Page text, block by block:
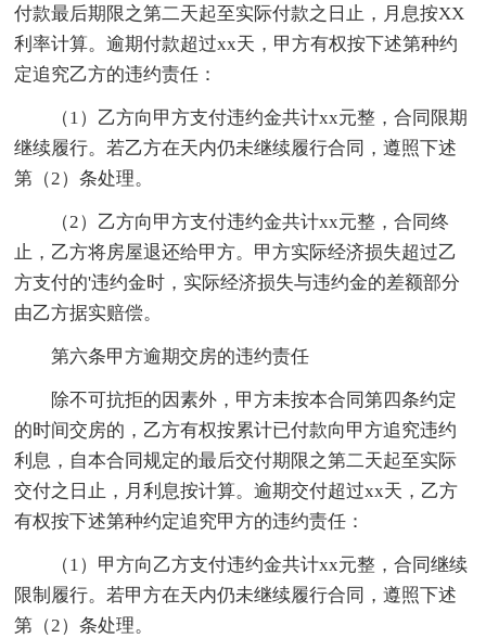
付款最后期限之第二天起至实际付款之日止，月息按XX
利率计算。逾期付款超过xx天，甲方有权按下述第种约
定追究乙方的违约责任：
（1）乙方向甲方支付违约金共计xx元整，合同限期
继续履行。若乙方在天内仍未继续履行合同，遵照下述
第（2）条处理。
（2）乙方向甲方支付违约金共计xx元整，合同终
止，乙方将房屋退还给甲方。甲方实际经济损失超过乙
方支付的'违约金时，实际经济损失与违约金的差额部分
由乙方据实赔偿。
第六条甲方逾期交房的违约责任
除不可抗拒的因素外，甲方未按本合同第四条约定
的时间交房的，乙方有权按累计已付款向甲方追究违约
利息，自本合同规定的最后交付期限之第二天起至实际
交付之日止，月利息按计算。逾期交付超过xx天，乙方
有权按下述第种约定追究甲方的违约责任：
（1）甲方向乙方支付违约金共计xx元整，合同继续
限制履行。若甲方在天内仍未继续履行合同，遵照下述
第（2）条处理。